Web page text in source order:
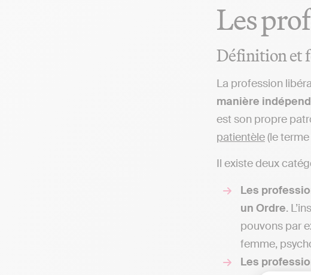
Les
Définition et
La profession
manière
est son propre
patientèle(le
Il existe deux
Les
un Ordre.
pouvons par
femme,
Les